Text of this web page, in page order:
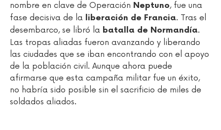
nombre en clave de Operación Neptuno, fue una
fase decisiva de la liberación de Francia. Tras el
desembarco, se libró la batalla de Normandía.
Las tropas aliadas fueron avanzando y liberando
las ciudades que se iban encontrando con el apoyo
de la población civil. Aunque ahora puede
afirmarse que esta campaña militar fue un éxito,
no habría sido posible sin el sacrificio de miles de
soldados aliados.